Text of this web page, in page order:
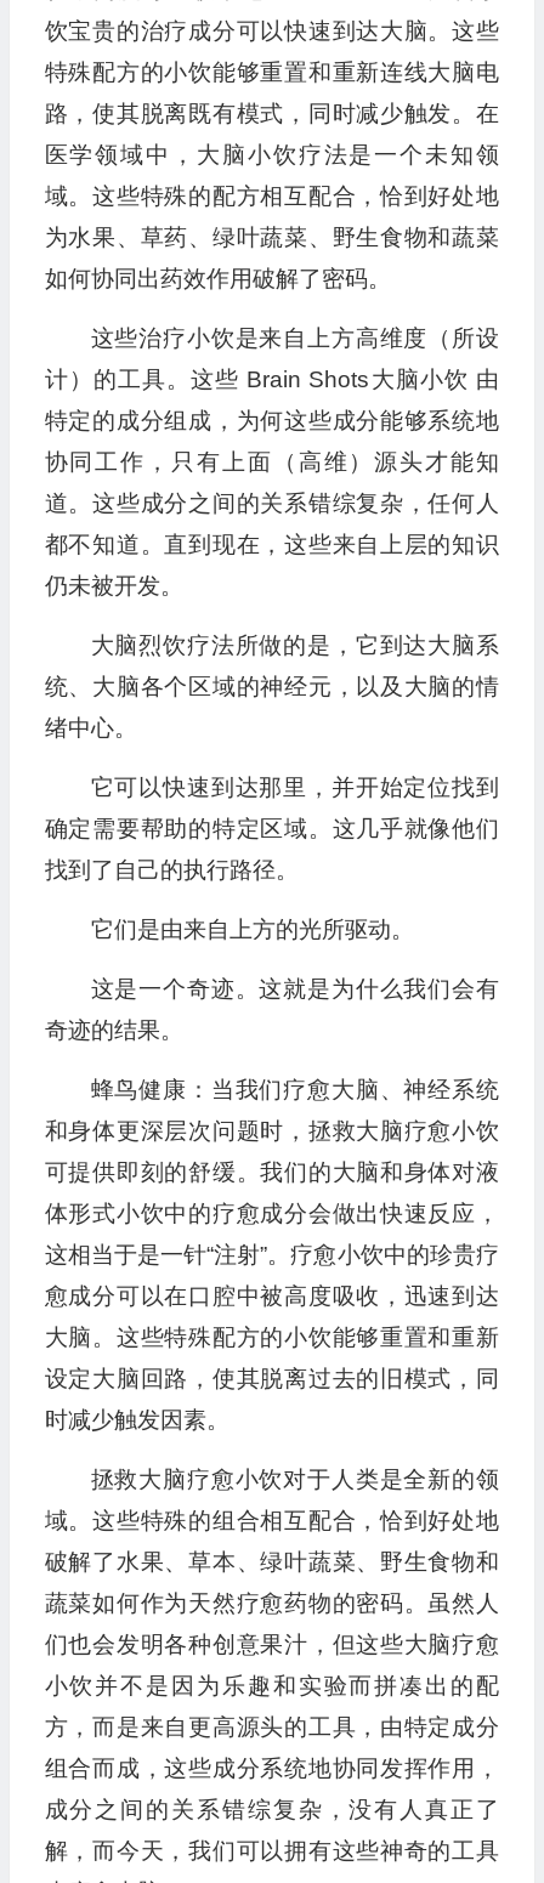
饮宝贵的治疗成分可以快速到达大脑。这些
特殊配方的小饮能够重置和重新连线大脑电
路，使其脱离既有模式，同时减少触发。在
医学领域中，大脑小饮疗法是一个未知领
域。这些特殊的配方相互配合，恰到好处地
为水果、草药、绿叶蔬菜、野生食物和蔬菜
如何协同出药效作用破解了密码。
这些治疗小饮是来自上方高维度（所设
计）的工具。这些 Brain Shots大脑小饮 由
特定的成分组成，为何这些成分能够系统地
协同工作，只有上面（高维）源头才能知
道。这些成分之间的关系错综复杂，任何人
都不知道。直到现在，这些来自上层的知识
仍未被开发。
大脑烈饮疗法所做的是，它到达大脑系
统、大脑各个区域的神经元，以及大脑的情
绪中心。
它可以快速到达那里，并开始定位找到
确定需要帮助的特定区域。这几乎就像他们
找到了自己的执行路径。
它们是由来自上方的光所驱动。
这是一个奇迹。这就是为什么我们会有
奇迹的结果。
蜂鸟健康：当我们疗愈大脑、神经系统
和身体更深层次问题时，拯救大脑疗愈小饮
可提供即刻的舒缓。我们的大脑和身体对液
体形式小饮中的疗愈成分会做出快速反应，
这相当于是一针“注射”。疗愈小饮中的珍贵疗
愈成分可以在口腔中被高度吸收，迅速到达
大脑。这些特殊配方的小饮能够重置和重新
设定大脑回路，使其脱离过去的旧模式，同
时减少触发因素。
拯救大脑疗愈小饮对于人类是全新的领
域。这些特殊的组合相互配合，恰到好处地
破解了水果、草本、绿叶蔬菜、野生食物和
蔬菜如何作为天然疗愈药物的密码。虽然人
们也会发明各种创意果汁，但这些大脑疗愈
小饮并不是因为乐趣和实验而拼凑出的配
方，而是来自更高源头的工具，由特定成分
组合而成，这些成分系统地协同发挥作用，
成分之间的关系错综复杂，没有人真正了
解，而今天，我们可以拥有这些神奇的工具